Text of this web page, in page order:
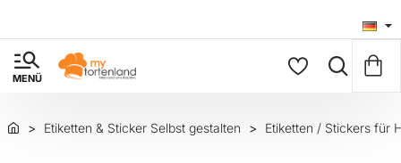
Etiketten & Sticker Selbst gestalten Etiketten / Stickers für